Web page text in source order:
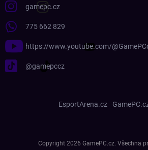
gamepc.cz
775 662 829
https://www.youtube.com/
@gamepccz
EsportArena.cz
Copyright 2026 GamePC.cz. Všechna